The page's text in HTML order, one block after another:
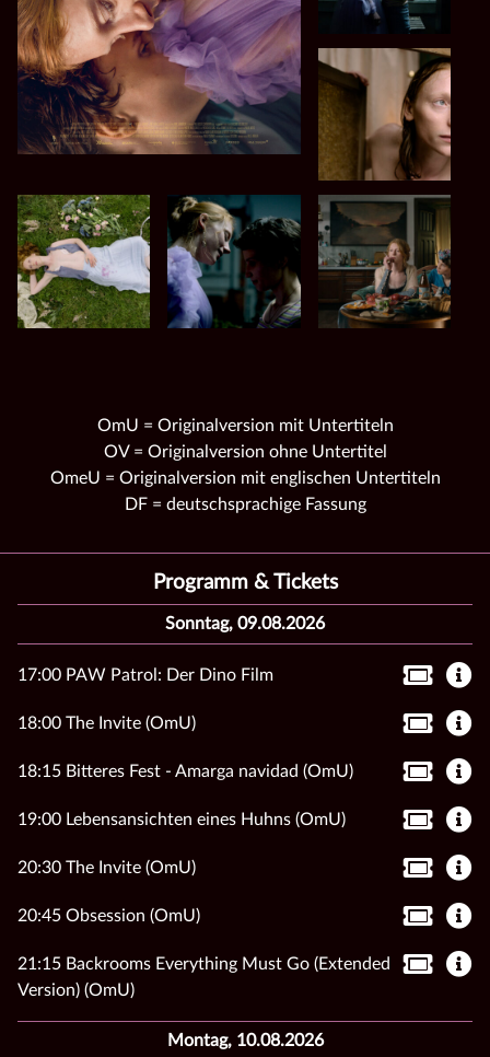
OmU = Originalversion mit Untertiteln
OV = Originalversion ohne Untertitel
OmeU = Originalversion mit englischen Untertiteln
DF = deutschsprachige Fassung
Programm & Tickets
Sonntag, 09.08.2026
17:00 PAW Patrol: Der Dino Film
18:00 The Invite (OmU)
18:15 Bitteres Fest - Amarga navidad (OmU)
19:00 Lebensansichten eines Huhns (OmU)
20:30 The Invite (OmU)
20:45 Obsession (OmU)
21:15 Backrooms Everything Must Go (Extended
Version) (OmU)
Montag, 10.08.2026